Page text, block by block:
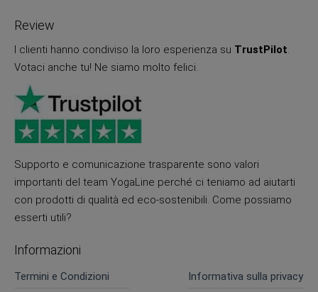
Review
I clienti hanno condiviso la loro esperienza su TrustPilot.
Votaci anche tu! Ne siamo molto felici.
Supporto e comunicazione trasparente sono valori
importanti del team YogaLine perché ci teniamo ad aiutarti
con prodotti di qualità ed eco-sostenibili. Come possiamo
esserti utili?
Informazioni
Termini e Condizioni
Informativa sulla privacy